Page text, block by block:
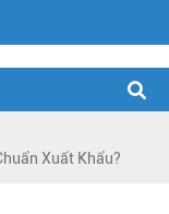
Xuất Khẩu?